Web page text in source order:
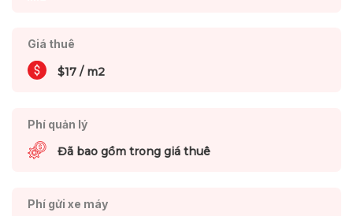
Giá thuê
$17 / m2
Phí quản lý
Đã bao gồm trong giá thuê
Phí gửi xe máy